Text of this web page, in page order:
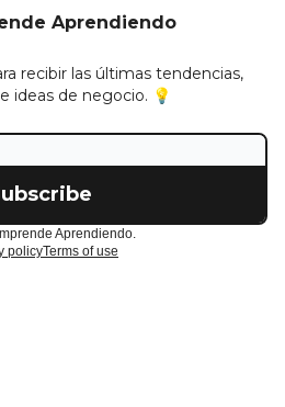
Aprendiendo
recibir las últimas tendencias,
ideas de negocio. 💡
Aprendiendo.
policyTerms of use